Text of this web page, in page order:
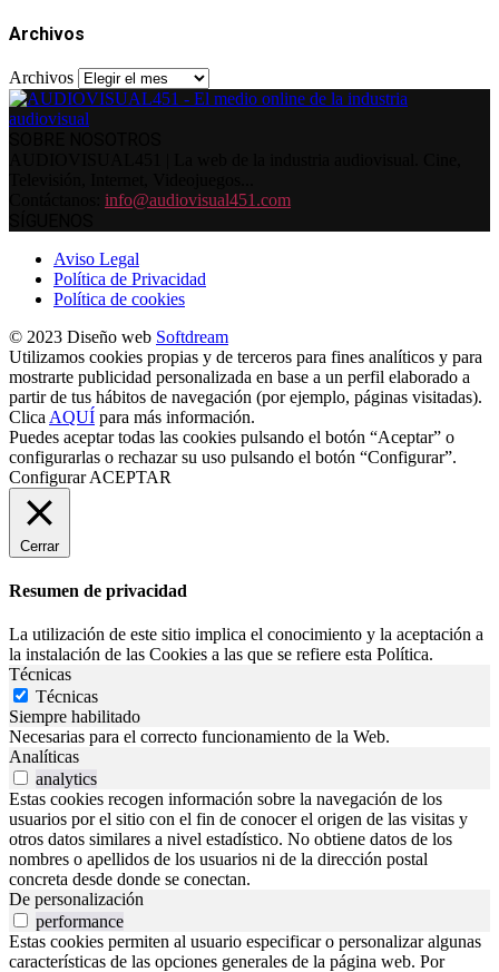
Archivos
Archivos
info@audiovisual451.com
Aviso Legal
Política de Privacidad
Política de cookies
© 2023 Diseño web Softdream
Utilizamos cookies propias y de terceros para fines analíticos y para
mostrarte publicidad personalizada en base a un perfil elaborado a
partir de tus hábitos de navegación (por ejemplo, páginas visitadas).
Clica AQUÍ para más información.
Puedes aceptar todas las cookies pulsando el botón “Aceptar” o
configurarlas o rechazar su uso pulsando el botón “Configurar”.
Configurar ACEPTAR
Cerrar
Resumen de privacidad
La utilización de este sitio implica el conocimiento y la aceptación a
la instalación de las Cookies a las que se refiere esta Política.
Técnicas
Técnicas
Siempre habilitado
Necesarias para el correcto funcionamiento de la Web.
Analíticas
analytics
Estas cookies recogen información sobre la navegación de los
usuarios por el sitio con el fin de conocer el origen de las visitas y
otros datos similares a nivel estadístico. No obtiene datos de los
nombres o apellidos de los usuarios ni de la dirección postal
concreta desde donde se conectan.
De personalización
performance
Estas cookies permiten al usuario especificar o personalizar algunas
características de las opciones generales de la página web. Por